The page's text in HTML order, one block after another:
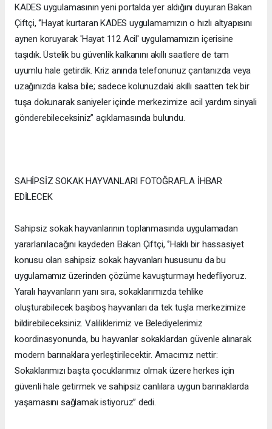
KADES uygulamasının yeni portalda yer aldığını duyuran Bakan
Çiftçi, ‘’Hayat kurtaran KADES uygulamamızın o hızlı altyapısını
aynen koruyarak 'Hayat 112 Acil' uygulamamızın içerisine
taşıdık. Üstelik bu güvenlik kalkanını akıllı saatlere de tam
uyumlu hale getirdik. Kriz anında telefonunuz çantanızda veya
uzağınızda kalsa bile; sadece kolunuzdaki akıllı saatten tek bir
tuşa dokunarak saniyeler içinde merkezimize acil yardım sinyali
gönderebileceksiniz’’ açıklamasında bulundu.
SAHİPSİZ SOKAK HAYVANLARI FOTOĞRAFLA İHBAR
EDİLECEK
Sahipsiz sokak hayvanlarının toplanmasında uygulamadan
yararlanılacağını kaydeden Bakan Çiftçi, ‘’Haklı bir hassasiyet
konusu olan sahipsiz sokak hayvanları hususunu da bu
uygulamamız üzerinden çözüme kavuşturmayı hedefliyoruz.
Yaralı hayvanların yanı sıra, sokaklarımızda tehlike
oluşturabilecek başıboş hayvanları da tek tuşla merkezimize
bildirebileceksiniz. Valiliklerimiz ve Belediyelerimiz
koordinasyonunda, bu hayvanlar sokaklardan güvenle alınarak
modern barınaklara yerleştirilecektir. Amacımız nettir:
Sokaklarımızı başta çocuklarımız olmak üzere herkes için
güvenli hale getirmek ve sahipsiz canlılara uygun barınaklarda
yaşamasını sağlamak istiyoruz’’ dedi.